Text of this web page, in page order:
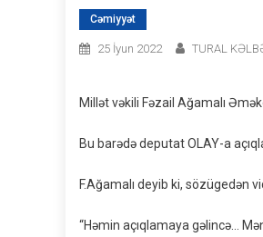
Cəmiyyət
25 İyun 2022 TURAL
Millət vəkili Fəzail Ağamalı
Bu barədə deputat OLAY-a
F.Ağamalı deyib ki, sözügedən
“Həmin açıqlamaya gəlincə…